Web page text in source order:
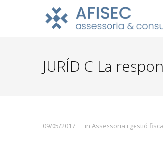
JURÍDIC La
09/05/2017 in Assessoria i gestió